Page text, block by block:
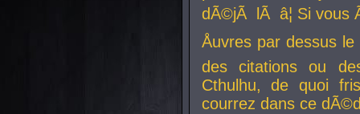
dÃ©jÃ lÃ â¦ Si vous
Åuvres par dessus
des citations ou
Cthulhu, de quoi
courrez dans ce